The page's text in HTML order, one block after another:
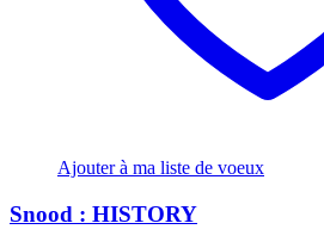
Ajouter à ma liste de voeux
Snood : HISTORY